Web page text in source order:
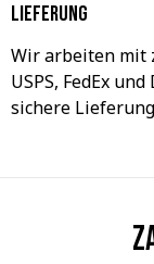
Lieferung
Wir arbeiten mit
USPS, FedEx
sichere